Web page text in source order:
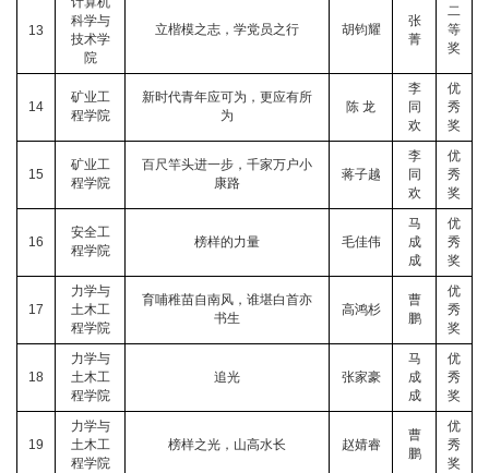
13
科学与
技术学
院
立楷模之志，学党员之行 胡钧耀
张
菁
二
等
奖
14
矿业工
程学院
新时代青年应可为，更应有所
为
陈 龙
李
同
欢
优
秀
奖
15
矿业工
程学院
百尺竿头进一步，千家万户小
康路
蒋子越
李
同
欢
优
秀
奖
16
安全工
程学院
榜样的力量 毛佳伟
马
成
成
优
秀
奖
17
力学与
土木工
程学院
育哺稚苗自南风，谁堪白首亦
书生
高鸿杉
曹
鹏
优
秀
奖
18
力学与
土木工
程学院
追光 张家豪
马
成
成
优
秀
奖
19
力学与
土木工
程学院
榜样之光，山高水长 赵婧睿
曹
鹏
优
秀
奖